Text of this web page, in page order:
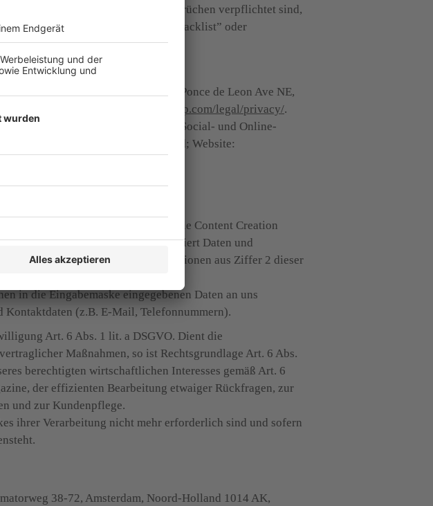
Beachtung von Widersprüchen verpflichtet sind,
in einer Sperrliste (sogenannte “Blacklist” oder
Rocket Science Group, LLC, 675 Ponce de Leon Ave NE,
https://mailchimp.com/legal/privacy/.
für E-Mail-, Mobile-, Social- und Online-
Hierfür verwenden wir die Content Creation
erfasst das System automatisiert Daten und
können. Hierzu gelten die Informationen aus Ziffer 2 dieser
in die Eingabemaske eingegebenen Daten an uns
Kontaktdaten (z.B. E-Mail, Telefonnummern).
Art. 6 Abs. 1 lit. a DSGVO. Dient die
Maßnahmen, so ist Rechtsgrundlage Art. 6 Abs.
berechtigten wirtschaftlichen Interesses gemäß Art. 6
der effizienten Bearbeitung etwaiger Rückfragen, zur
und zur Kundenpflege.
ihrer Verarbeitung nicht mehr erforderlich sind und sofern
38-72, Amsterdam, Noord-Holland 1014 AK,